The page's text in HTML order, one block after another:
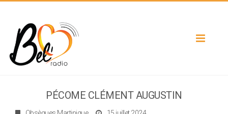
Toggle
PÉCOME CLÉMENT AUGUSTIN